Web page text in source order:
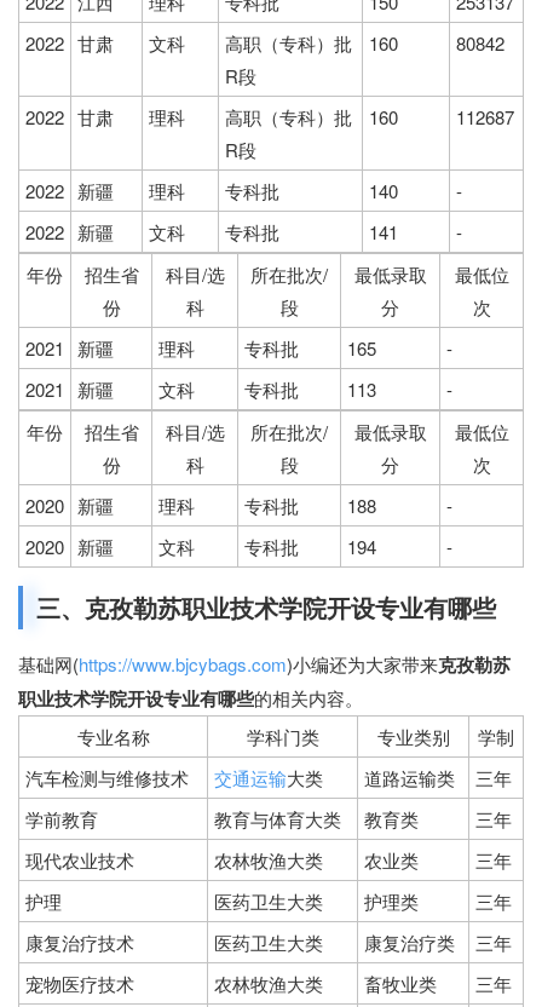
2022 甘肃 文科
高职（专科）批
R段
160 80842
2022 甘肃 理科
高职（专科）批
R段
160 112687
2022 新疆 理科 专科批 140
-
2022 新疆 文科 专科批 141
-
年份
招生省
份
科目/选
科
所在批次/
段
最低录取
分
最低位
次
2021
新疆 理科 专科批 165
-
2021
新疆 文科 专科批 113
-
年份
招生省
份
科目/选
科
所在批次/
段
最低录取
分
最低位
次
2020 新疆 理科 专科批 188
-
2020 新疆 文科 专科批 194 -
三、克孜勒苏职业技术学院开设专业有哪些
基础网(https://www.bjcybags.com)小编还为大家带来克孜勒苏
职业技术学院开设专业有哪些的相关内容。
专业名称
学科门类 专业类别
学制
汽车检测与维修技术
交通运输大类 道路运输类
三年
学前教育
教育与体育大类 教育类
三年
现代农业技术
农林牧渔大类 农业类
三年
护理
医药卫生大类 护理类
三年
康复治疗技术
医药卫生大类 康复治疗类
三年
宠物医疗技术
农林牧渔大类 畜牧业类
三年